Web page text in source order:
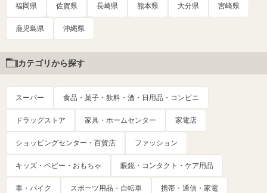
福岡県 佐賀県 長崎県 熊本県 大分県 宮崎県
鹿児島県 沖縄県
カテゴリから探す
スーパー 食品・菓子・飲料・酒・日用品・コンビニ
ドラッグストア 家具・ホームセンター 家電店
ショッピングセンター・百貨店 ファッション
キッズ・ベビー・おもちゃ 眼鏡・コンタクト・ケア用品
車・バイク スポーツ用品・自転車 携帯・通信・家電